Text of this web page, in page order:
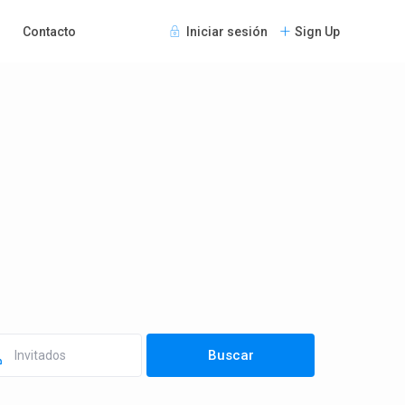
Contacto Iniciar sesión Sign Up